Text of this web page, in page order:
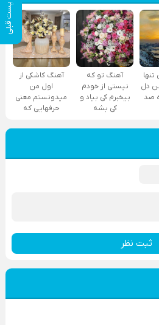
پست قبلی
دل
صد
آهنگ تو که
نیستی از خودم
بیخبرم کی بیاد و
کی بشه
آهنگ کاشکی از
اول من
میدونستم معنی
حرفهایی که
ثبت نظر